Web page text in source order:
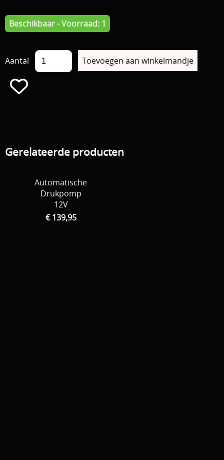
Beschikbaar - Voorraad: 1
Aantal
Gerelateerde producten
Automatische
Drukpomp
12V
€ 139,95